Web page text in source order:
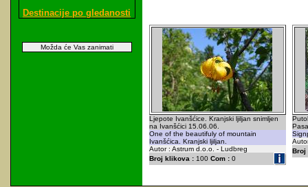
Destinacije po gledanosti
Možda će Vas zanimati
Ljepote Ivanšćice. Kranjski ljiljan snimljen
na Ivanšćici 15.06.06.
One of the beautifuly of mountain
Ivanšćica. Kranjski ljiljan.
Autor : Astrum d.o.o. - Ludbreg
Broj klikova :100 Com :0
Broj